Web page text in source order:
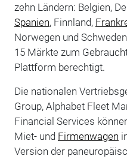
zehn Ländern: Belgien,
Spanien, Finnland,
Norwegen und
15 Märkte zum
Plattform berechtigt.
Die nationalen
Group, Alphabet Fleet
Financial Services
Miet- und Firmenwagen
Version der